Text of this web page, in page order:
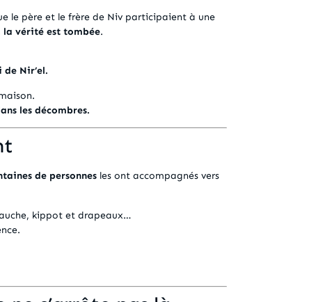
le père et le frère de Niv participaient à une
la vérité est tombée.
de Nir’el.
les décombres.
de personnes les ont accompagnés vers
kippot et drapeaux…